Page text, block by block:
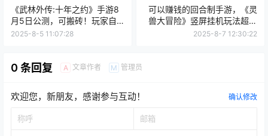
游戏资讯
《武林外传:十年之约》手游8
由交易+官方无商城全产出，
20年IP情怀大作！
2025-8-5 11:07:28
游戏资讯
可以赚钱的回合制手游，《灵
0 条回复 A 文章作者 M 管理员
欢迎您，新朋友，感谢参与互动！